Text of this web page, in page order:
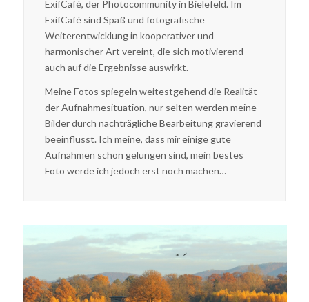
ExifCafé, der Photocommunity in Bielefeld. Im
ExifCafé sind Spaß und fotografische
Weiterentwicklung in kooperativer und
harmonischer Art vereint, die sich motivierend
auch auf die Ergebnisse auswirkt.
Meine Fotos spiegeln weitestgehend die Realität
der Aufnahmesituation, nur selten werden meine
Bilder durch nachträgliche Bearbeitung gravierend
beeinflusst. Ich meine, dass mir einige gute
Aufnahmen schon gelungen sind, mein bestes
Foto werde ich jedoch erst noch machen…